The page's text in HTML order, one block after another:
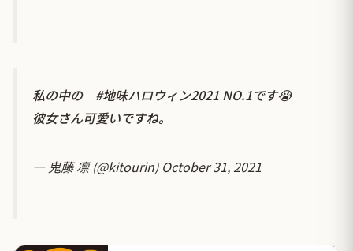
私の中の #地味ハロウィン2021 NO.1です😭
彼女さん可愛いですね。
— 鬼藤 凛 (@kitourin) October 31, 2021